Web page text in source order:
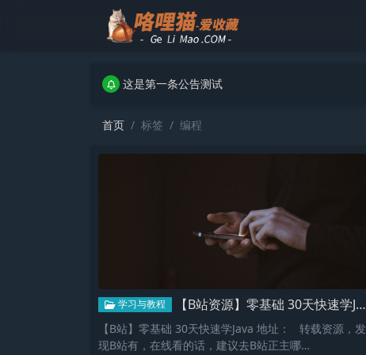
这是第一条公告测试
这是第一条公告测试
首页 标签 编程
学习与教程 【B站资源】零基础 30天快速学Java
【B站】零基础 30天快速学Java 地址： 转载资源，发
现B站有，在线看的话，建议去B站正主哪…